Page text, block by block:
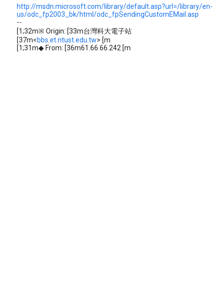
http://msdn.microsoft.com/library/default.asp?url=/library/en-
us/odc_fp2003_bk/html/odc_fpSendingCustomEMail.asp
--
[1;32m※ Origin: [33m台灣科大電子站
[37m<bbs.et.ntust.edu.tw> [m
[1;31m◆ From: [36m61.66.66.242 [m